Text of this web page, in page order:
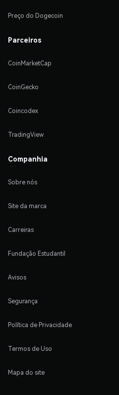
Preço do Dogecoin
Parceiros
CoinMarketCap
CoinGecko
Coincodex
TradingView
Companhia
Sobre nós
Site da marca
Carreiras
Fundação Estudantil
Avisos
Segurança
Política de Privacidade
Termos de Uso
Mapa do site